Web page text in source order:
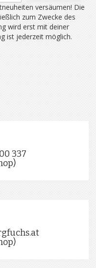
versäumen! Die
zum Zwecke des
wird erst mit deiner
ist jederzeit möglich.
337